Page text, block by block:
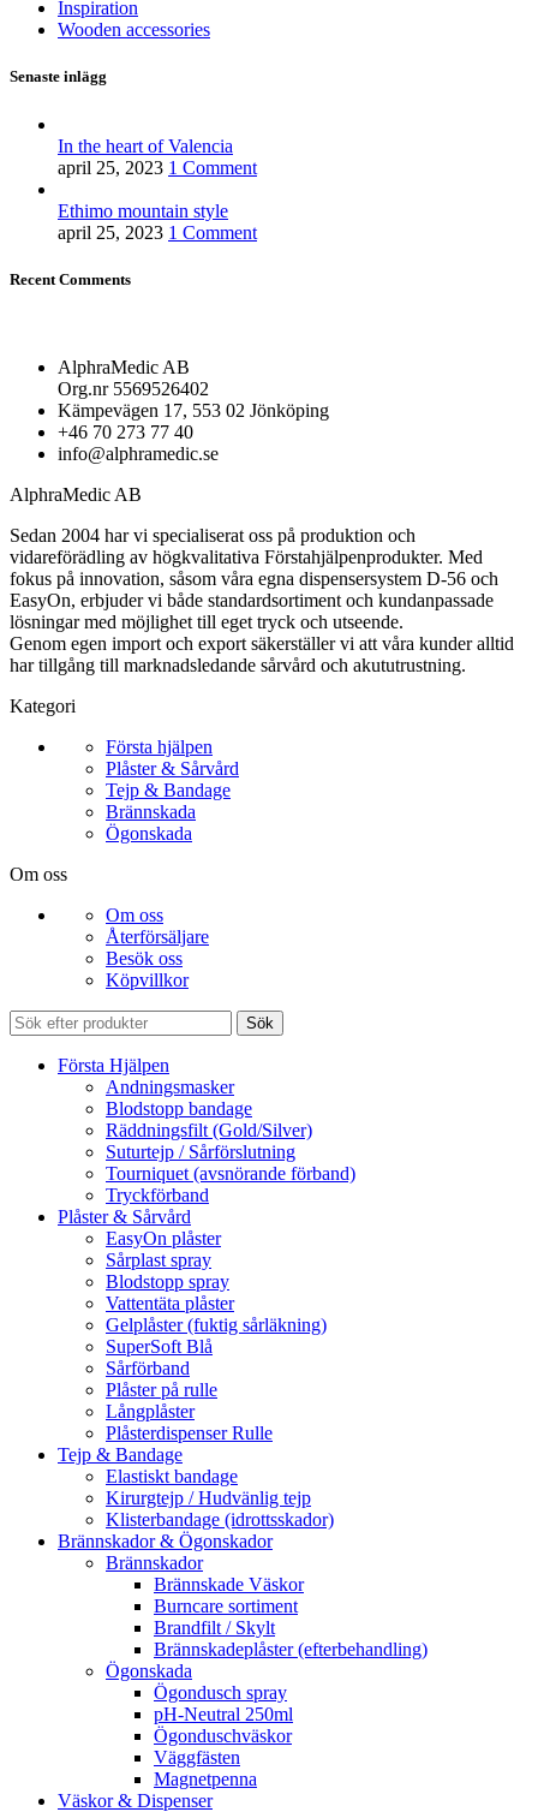
Inspiration
Wooden accessories
Senaste inlägg
In the heart of Valencia
april 25, 2023 1 Comment
Ethimo mountain style
april 25, 2023 1 Comment
Recent Comments
AlphraMedic AB
Org.nr 5569526402
Kämpevägen 17, 553 02 Jönköping
+46 70 273 77 40
info@alphramedic.se
AlphraMedic AB
Sedan 2004 har vi specialiserat oss på produktion och
vidareförädling av högkvalitativa Förstahjälpenprodukter. Med
fokus på innovation, såsom våra egna dispensersystem D-56 och
EasyOn, erbjuder vi både standardsortiment och kundanpassade
lösningar med möjlighet till eget tryck och utseende.
Genom egen import och export säkerställer vi att våra kunder alltid
har tillgång till marknadsledande sårvård och akututrustning.
Kategori
Första hjälpen
Plåster & Sårvård
Tejp & Bandage
Brännskada
Ögonskada
Om oss
Om oss
Återförsäljare
Besök oss
Köpvillkor
Sök
Första Hjälpen
Andningsmasker
Blodstopp bandage
Räddningsfilt (Gold/Silver)
Suturtejp / Sårförslutning
Tourniquet (avsnörande förband)
Tryckförband
Plåster & Sårvård
EasyOn plåster
Sårplast spray
Blodstopp spray
Vattentäta plåster
Gelplåster (fuktig sårläkning)
SuperSoft Blå
Sårförband
Plåster på rulle
Långplåster
Plåsterdispenser Rulle
Tejp & Bandage
Elastiskt bandage
Kirurgtejp / Hudvänlig tejp
Klisterbandage (idrottsskador)
Brännskador & Ögonskador
Brännskador
Brännskade Väskor
Burncare sortiment
Brandfilt / Skylt
Brännskadeplåster (efterbehandling)
Ögonskada
Ögondusch spray
pH-Neutral 250ml
Ögonduschväskor
Väggfästen
Magnetpenna
Väskor & Dispenser